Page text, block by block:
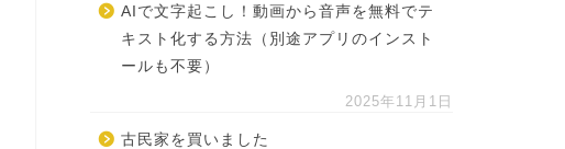
AIで文字起こし！動画から音声を無料でテ
キスト化する方法（別途アプリのインスト
ールも不要）
2025年11月1日
古民家を買いました